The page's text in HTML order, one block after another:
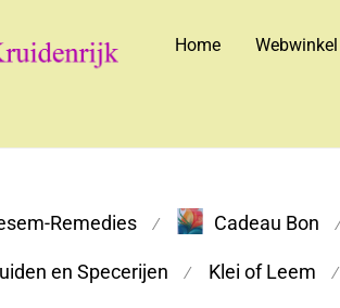
Home Webwinkel
Remedies ⁄ Cadeau Bon ⁄
en Specerijen ⁄ Klei of Leem ⁄